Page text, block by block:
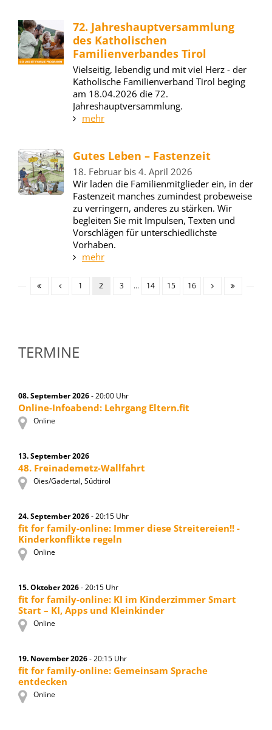
72. Jahreshauptversammlung
des Katholischen
Familienverbandes Tirol
Vielseitig, lebendig und mit viel Herz - der
Katholische Familienverband Tirol beging
am 18.04.2026 die 72.
Jahreshauptversammlung.
mehr
Gutes Leben – Fastenzeit
18. Februar bis 4. April 2026
Wir laden die Familienmitglieder ein, in der
Fastenzeit manches zumindest probeweise
zu verringern, anderes zu stärken. Wir
begleiten Sie mit Impulsen, Texten und
Vorschlägen für unterschiedlichste
Vorhaben.
mehr
1 2 3 ... 14 15 16
TERMINE
08. September 2026- 20:00 Uhr
Online-Infoabend: Lehrgang Eltern.fit
Online
13. September 2026
48. Freinademetz-Wallfahrt
Oies/Gadertal, Südtirol
24. September 2026- 20:15 Uhr
fit for family-online: Immer diese Streitereien!! -
Kinderkonflikte regeln
Online
15. Oktober 2026- 20:15 Uhr
fit for family-online: KI im Kinderzimmer Smart
Start – KI, Apps und Kleinkinder
Online
19. November 2026- 20:15 Uhr
fit for family-online: Gemeinsam Sprache
entdecken
Online